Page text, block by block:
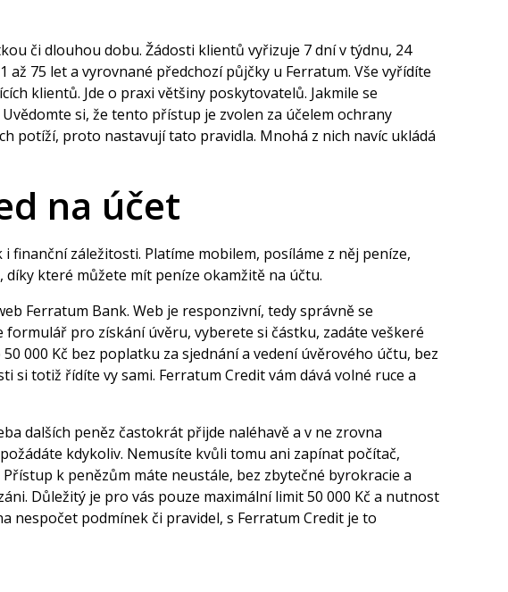
či dlouhou dobu. Žádosti klientů vyřizuje 7 dní v týdnu, 24
75 let a vyrovnané předchozí půjčky u Ferratum. Vše vyřídíte
klientů. Jde o praxi většiny poskytovatelů. Jakmile se
si, že tento přístup je zvolen za účelem ochrany
potíží, proto nastavují tato pravidla. Mnohá z nich navíc ukládá
na účet
záležitosti. Platíme mobilem, posíláme z něj peníze,
, díky které můžete mít peníze okamžitě na účtu.
Ferratum Bank. Web je responzivní, tedy správně se
formulář pro získání úvěru, vyberete si částku, zadáte veškeré
000 Kč bez poplatku za sjednání a vedení úvěrového účtu, bez
si totiž řídíte vy sami. Ferratum Credit vám dává volné ruce a
dalších peněz častokrát přijde naléhavě a v ne zrovna
kdykoliv. Nemusíte kvůli tomu ani zapínat počítač,
k penězům máte neustále, bez zbytečné byrokracie a
Důležitý je pro vás pouze maximální limit 50 000 Kč a nutnost
nespočet podmínek či pravidel, s Ferratum Credit je to